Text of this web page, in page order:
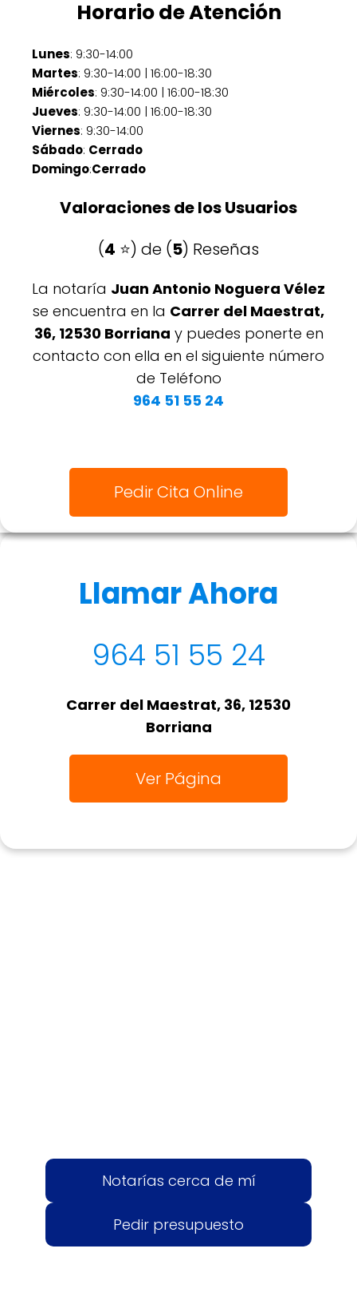
Horario de Atención
Lunes: 9:30-14:00
Martes: 9:30-14:00 | 16:00-18:30
Miércoles: 9:30-14:00 | 16:00-18:30
Jueves: 9:30-14:00 | 16:00-18:30
Viernes: 9:30-14:00
Sábado: Cerrado
Domingo:Cerrado
Valoraciones de los Usuarios
(4 ⭐️) de (5) Reseñas
La notaría Juan Antonio Noguera Vélez
se encuentra en la Carrer del Maestrat,
36, 12530 Borriana y puedes ponerte en
contacto con ella en el siguiente número
de Teléfono
964 51 55 24
Pedir Cita Online
Llamar Ahora
964 51 55 24
Carrer del Maestrat, 36, 12530
Borriana
Ver Página
Notarías cerca de mí
Pedir presupuesto